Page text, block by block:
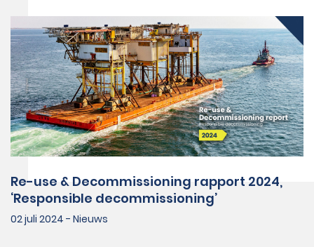
Re-use & Decommissioning rapport 2024,
‘Responsible decommissioning’
02 juli 2024 - Nieuws